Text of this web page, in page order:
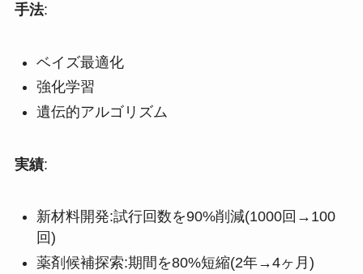
手法:
ベイズ最適化
強化学習
遺伝的アルゴリズム
実績:
新材料開発:試行回数を90%削減(1000回→100
回)
薬剤候補探索:期間を80%短縮(2年→4ヶ月)